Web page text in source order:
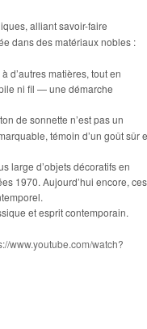
alliant savoir-faire
dans des matériaux nobles :
d’autres matières, tout en
ni fil — une démarche
de sonnette n’est pas un
témoin d’un goût sûr
large d’objets décoratifs en
1970. Aujourd’hui encore, ces
et esprit contemporain.
www.youtube.com/watch?